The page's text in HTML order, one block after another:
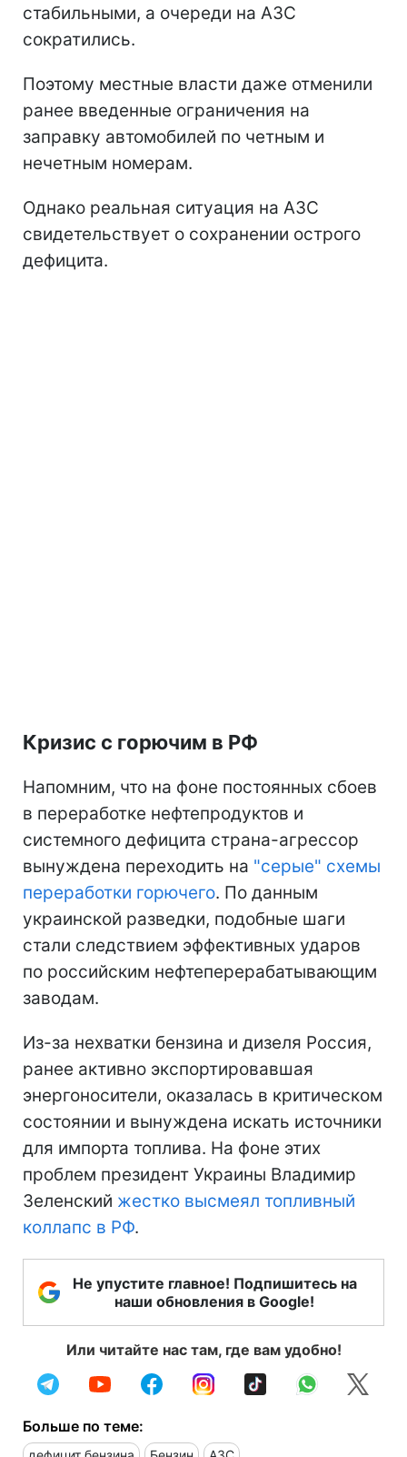
стабильными, а очереди на АЗС
сократились.
Поэтому местные власти даже отменили
ранее введенные ограничения на
заправку автомобилей по четным и
нечетным номерам.
Однако реальная ситуация на АЗС
свидетельствует о сохранении острого
дефицита.
Кризис с горючим в РФ
Напомним, что на фоне постоянных сбоев
в переработке нефтепродуктов и
системного дефицита страна-агрессор
вынуждена переходить на "серые" схемы
переработки горючего. По данным
украинской разведки, подобные шаги
стали следствием эффективных ударов
по российским нефтеперерабатывающим
заводам.
Из-за нехватки бензина и дизеля Россия,
ранее активно экспортировавшая
энергоносители, оказалась в критическом
состоянии и вынуждена искать источники
для импорта топлива. На фоне этих
проблем президент Украины Владимир
Зеленский жестко высмеял топливный
коллапс в РФ.
Не упустите главное! Подпишитесь на
наши обновления в Google!
Или читайте нас там, где вам удобно!
Больше по теме: